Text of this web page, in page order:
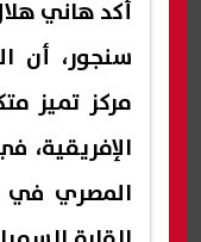
أكد هاني
سنجور، أن
مركز تميز
المصري في